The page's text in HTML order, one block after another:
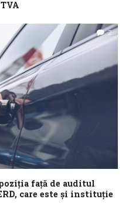
cu astfel de
2
față de auditul
care este și instituție